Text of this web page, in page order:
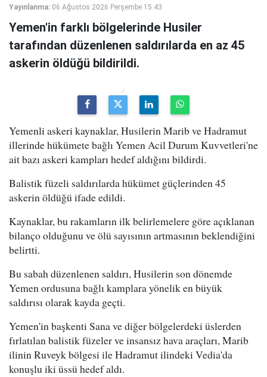
Yayınlanma: 06 Ağustos 2026 Perşembe 15:43
Yemen'in farklı bölgelerinde Husiler
tarafından düzenlenen saldırılarda en az 45
askerin öldüğü bildirildi.
Yemenli askeri kaynaklar, Husilerin Marib ve Hadramut
illerinde hükümete bağlı Yemen Acil Durum Kuvvetleri'ne
ait bazı askeri kampları hedef aldığını bildirdi.
Balistik füzeli saldırılarda hükümet güçlerinden 45
askerin öldüğü ifade edildi.
Kaynaklar, bu rakamların ilk belirlemelere göre açıklanan
bilanço olduğunu ve ölü sayısının artmasının beklendiğini
belirtti.
Bu sabah düzenlenen saldırı, Husilerin son dönemde
Yemen ordusuna bağlı kamplara yönelik en büyük
saldırısı olarak kayda geçti.
Yemen'in başkenti Sana ve diğer bölgelerdeki üslerden
fırlatılan balistik füzeler ve insansız hava araçları, Marib
ilinin Ruveyk bölgesi ile Hadramut ilindeki Vedia'da
konuşlu iki üssü hedef aldı.